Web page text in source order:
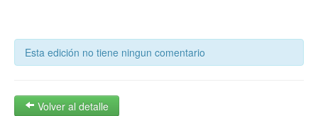
Contacto
Esta edición no tiene ningun comentario
Volver al detalle